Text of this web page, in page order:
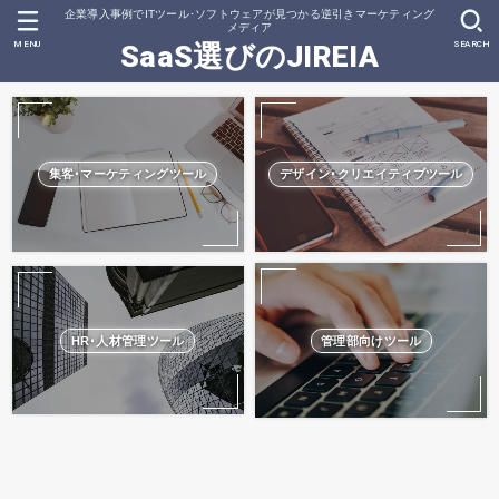
企業導入事例でITツール･ソフトウェアが見つかる逆引きマーケティング
メディア
SaaS選びのJIREIA SEARCH
MENU
集客･マーケティングツール デザイン･クリエイティブツール
HR･人材管理ツール 管理部向けツール